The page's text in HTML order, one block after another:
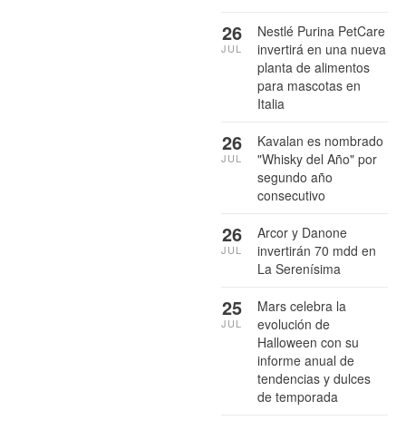
Nestlé Purina PetCare
invertirá en una nueva
planta de alimentos
para mascotas en
Italia
26
JUL
Kavalan es nombrado
"Whisky del Año" por
segundo año
consecutivo
26
JUL
Arcor y Danone
invertirán 70 mdd en
La Serenísima
26
JUL
Mars celebra la
evolución de
Halloween con su
informe anual de
tendencias y dulces
de temporada
25
JUL